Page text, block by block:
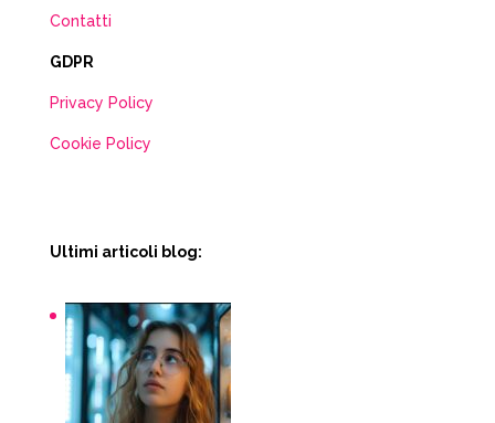
Contatti
GDPR
Privacy Policy
Cookie Policy
Ultimi articoli blog: